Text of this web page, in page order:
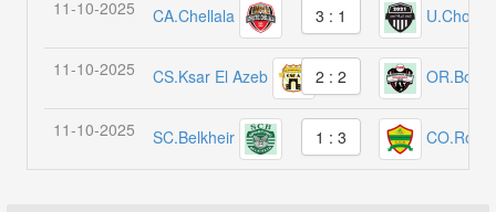
11-10-2025 CA.Chellala 3 : 1 U.Chorfa
11-10-2025 CS.Ksar El Azeb 2 : 2
11-10-2025 SC.Belkheir 1 : 3